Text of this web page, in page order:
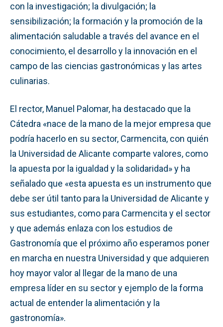
con la investigación; la divulgación; la
sensibilización; la formación y la promoción de la
alimentación saludable a través del avance en el
conocimiento, el desarrollo y la innovación en el
campo de las ciencias gastronómicas y las artes
culinarias.
El rector, Manuel Palomar, ha destacado que la
Cátedra «nace de la mano de la mejor empresa que
podría hacerlo en su sector, Carmencita, con quién
la Universidad de Alicante comparte valores, como
la apuesta por la igualdad y la solidaridad» y ha
señalado que «esta apuesta es un instrumento que
debe ser útil tanto para la Universidad de Alicante y
sus estudiantes, como para Carmencita y el sector
y que además enlaza con los estudios de
Gastronomía que el próximo año esperamos poner
en marcha en nuestra Universidad y que adquieren
hoy mayor valor al llegar de la mano de una
empresa líder en su sector y ejemplo de la forma
actual de entender la alimentación y la
gastronomía».